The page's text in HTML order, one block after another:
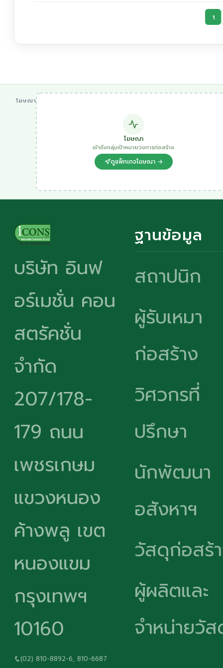
1
โฆษณา
โฆษณา
เข้าถึงกลุ่มเป้าหมายวงการก่อสร้าง
ดูแพ็กเกจโฆษณา →
บริษัท อินฟ
อร์เมชั่น คอน
สตรัคชั่น
จำกัด
207/178-
179 ถนน
เพชรเกษม
แขวงหนอง
ค้างพลู เขต
หนองแขม
กรุงเทพฯ
10160
(02) 810-8892-6, 810-6687
ฐานข้อมูล
สถาปนิก
ผู้รับเหมา
ก่อสร้าง
วิศวกรที่
ปรึกษา
นักพัฒนา
อสังหาฯ
วัสดุก่อสร้
ผู้ผลิตและ
จำหน่ายวั